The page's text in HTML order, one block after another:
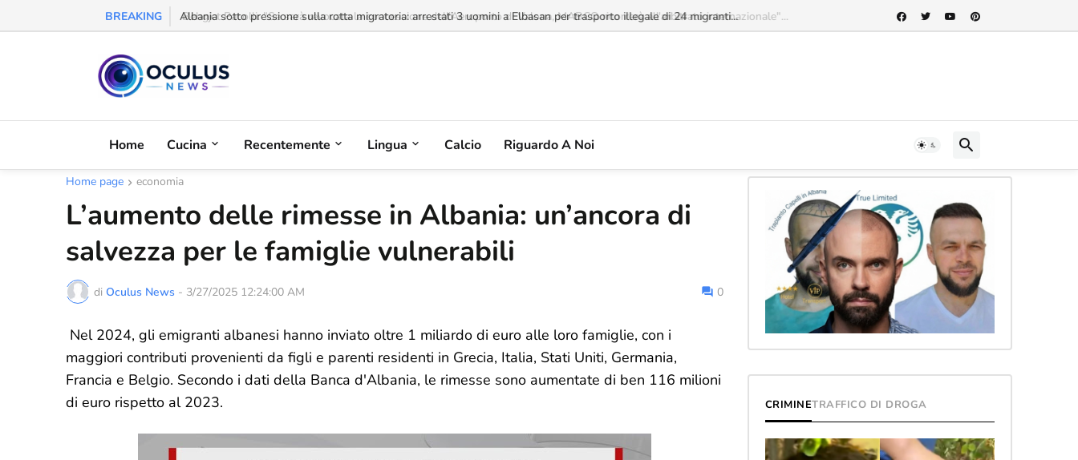
BREAKING Behgjet Pacolli: "Se sarà revocata la concessione dell'Aeroporto di Valona, MABCO ricorrerà all'arbitrato internazionale"...
Home Cucina Recentemente Lingua Calcio Riguardo A Noi
Home page economia
L’aumento delle rimesse in Albania: un’ancora di
salvezza per le famiglie vulnerabili
di Oculus News - 3/27/2025 12:24:00 AM 0
Nel 2024, gli emigranti albanesi hanno inviato oltre 1 miliardo di euro alle loro famiglie, con i
maggiori contributi provenienti da figli e parenti residenti in Grecia, Italia, Stati Uniti, Germania,
Francia e Belgio. Secondo i dati della Banca d'Albania, le rimesse sono aumentate di ben 116 milioni
di euro rispetto al 2023.
CRIMINETRAFFICO DI DROGA